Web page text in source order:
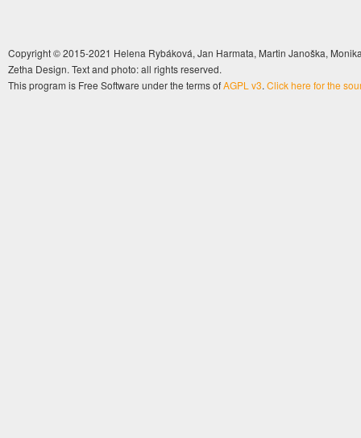
Copyright © 2015-2021 Helena Rybáková, Jan Harmata, Martin Janoška,
Zetha Design. Text and photo: all rights reserved.
This program is Free Software under the terms ofAGPL v3. Click here for the